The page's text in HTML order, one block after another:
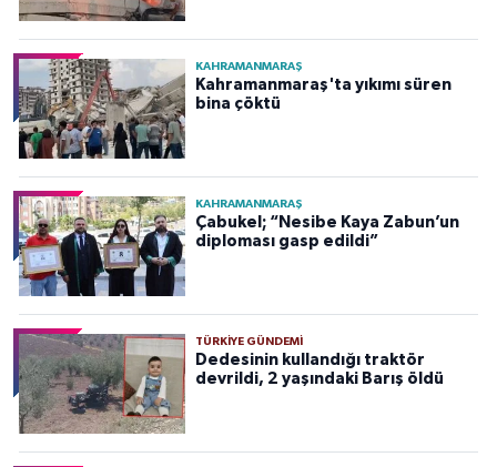
KAHRAMANMARAŞ
Kahramanmaraş'ta yıkımı süren
bina çöktü
KAHRAMANMARAŞ
Çabukel; “Nesibe Kaya Zabun’un
diploması gasp edildi”
TÜRKIYE GÜNDEMI
Dedesinin kullandığı traktör
devrildi, 2 yaşındaki Barış öldü